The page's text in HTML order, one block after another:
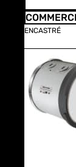
ENCASTRÉ